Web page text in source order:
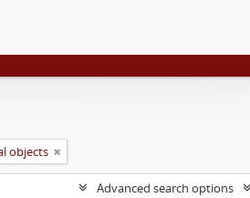
objects
Advanced search options